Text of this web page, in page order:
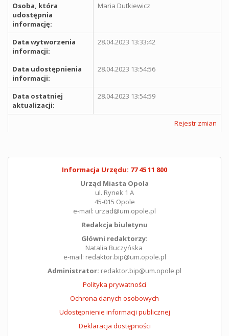
Osoba, która
udostępnia
informację:
Maria Dutkiewicz
Data wytworzenia
informacji:
28.04.2023 13:33:42
Data udostępnienia
informacji:
28.04.2023 13:54:56
Data ostatniej
aktualizacji:
28.04.2023 13:54:59
Rejestr zmian
Informacja Urzędu: 77 45 11 800
Urząd Miasta Opola
ul. Rynek 1 A
45-015 Opole
e-mail: urzad@um.opole.pl
Redakcja biuletynu
Główni redaktorzy:
Natalia Buczyńska
e-mail: redaktor.bip@um.opole.pl
Administrator: redaktor.bip@um.opole.pl
Polityka prywatności
Ochrona danych osobowych
Udostępnienie informacji publicznej
Deklaracja dostępności